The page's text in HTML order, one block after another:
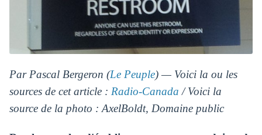
Par Pascal Bergeron (Le Peuple) — Voici la ou les
sources de cet article : Radio-Canada / Voici la
source de la photo : AxelBoldt, Domaine public